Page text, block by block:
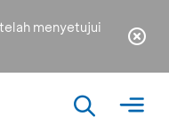
menyetujui